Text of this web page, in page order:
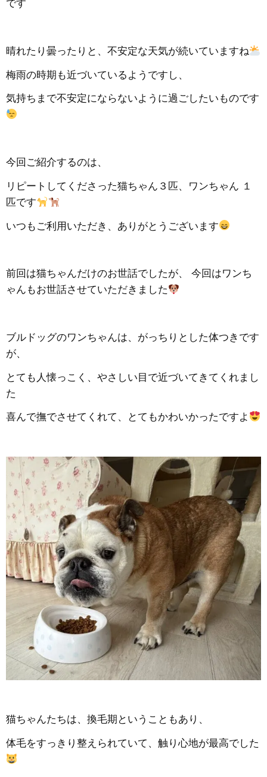
です
晴れたり曇ったりと、不安定な天気が続いていますね
梅雨の時期も近づいているようですし、
気持ちまで不安定にならないように過ごしたいものです
今回ご紹介するのは、
リピートしてくださった猫ちゃん３匹、ワンちゃん １
匹です
いつもご利用いただき、ありがとうございます
前回は猫ちゃんだけのお世話でしたが、 今回はワンち
ゃんもお世話させていただきました
ブルドッグのワンちゃんは、がっちりとした体つきです
が、
とても人懐っこく、やさしい目で近づいてきてくれまし
た
喜んで撫でさせてくれて、とてもかわいかったですよ
猫ちゃんたちは、換毛期ということもあり、
体毛をすっきり整えられていて、触り心地が最高でした